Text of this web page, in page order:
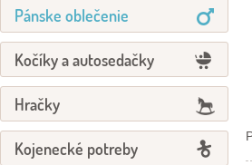
Pánske oblečenie
Kočíky a autosedačky
Hračky
Kojenecké potreby